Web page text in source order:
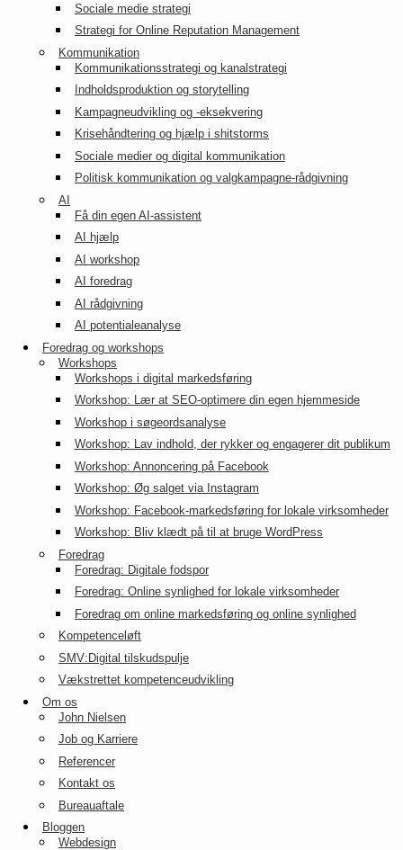
Sociale medie strategi
Strategi for Online Reputation Management
Kommunikation
Kommunikationsstrategi og kanalstrategi
Indholdsproduktion og storytelling
Kampagneudvikling og -eksekvering
Krisehåndtering og hjælp i shitstorms
Sociale medier og digital kommunikation
Politisk kommunikation og valgkampagne-rådgivning
AI
Få din egen AI-assistent
AI hjælp
AI workshop
AI foredrag
AI rådgivning
AI potentialeanalyse
Foredrag og workshops
Workshops
Workshops i digital markedsføring
Workshop: Lær at SEO-optimere din egen hjemmeside
Workshop i søgeordsanalyse
Workshop: Lav indhold, der rykker og engagerer dit publikum
Workshop: Annoncering på Facebook
Workshop: Øg salget via Instagram
Workshop: Facebook-markedsføring for lokale virksomheder
Workshop: Bliv klædt på til at bruge WordPress
Foredrag
Foredrag: Digitale fodspor
Foredrag: Online synlighed for lokale virksomheder
Foredrag om online markedsføring og online synlighed
Kompetenceløft
SMV:Digital tilskudspulje
Vækstrettet kompetenceudvikling
Om os
John Nielsen
Job og Karriere
Referencer
Kontakt os
Bureauaftale
Bloggen
Webdesign